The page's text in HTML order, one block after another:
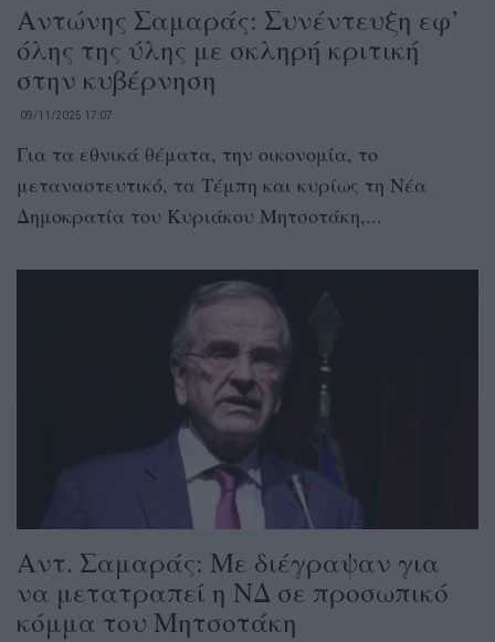
Αντώνης Σαμαράς: Συνέντευξη εφ’
όλης της ύλης με σκληρή κριτική
στην κυβέρνηση
09/11/2025 17:07
Για τα εθνικά θέματα, την οικονομία, το
μεταναστευτικό, τα Τέμπη και κυρίως τη Νέα
Δημοκρατία του Κυριάκου Μητσοτάκη,...
Αντ. Σαμαράς: Με διέγραψαν για
να μετατραπεί η ΝΔ σε προσωπικό
κόμμα του Μητσοτάκη